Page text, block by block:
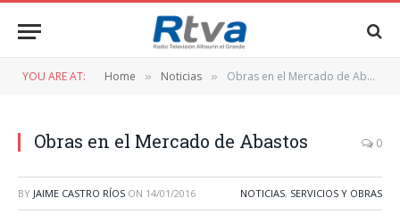
YOU ARE AT: Home » Noticias » Obras en el Mercado de Abastos
Obras en el Mercado de Abastos 0
BY JAIME CASTRO RÍOS ON 14/01/2016 NOTICIAS, SERVICIOS Y OBRAS